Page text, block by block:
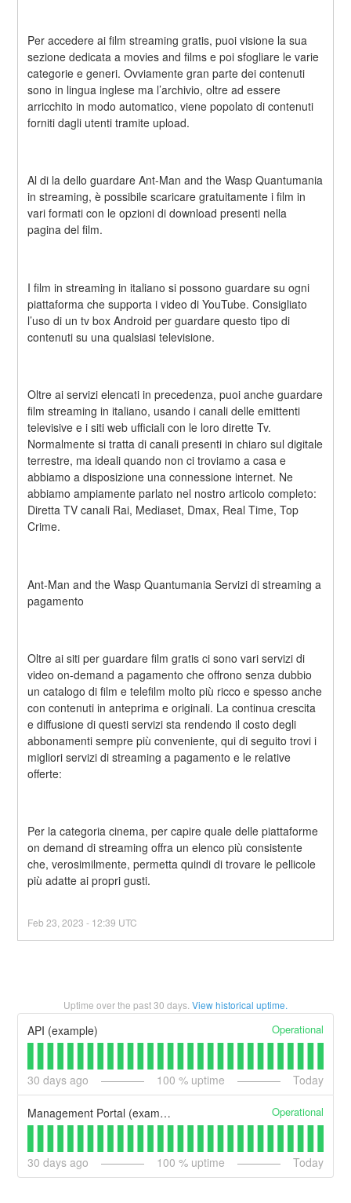
Per accedere ai film streaming gratis, puoi visione la sua
sezione dedicata a movies and films e poi sfogliare le varie
categorie e generi. Ovviamente gran parte dei contenuti
sono in lingua inglese ma l’archivio, oltre ad essere
arricchito in modo automatico, viene popolato di contenuti
forniti dagli utenti tramite upload.
Al di la dello guardare Ant-Man and the Wasp Quantumania
in streaming, è possibile scaricare gratuitamente i film in
vari formati con le opzioni di download presenti nella
pagina del film.
I film in streaming in italiano si possono guardare su ogni
piattaforma che supporta i video di YouTube. Consigliato
l’uso di un tv box Android per guardare questo tipo di
contenuti su una qualsiasi televisione.
Oltre ai servizi elencati in precedenza, puoi anche guardare
film streaming in italiano, usando i canali delle emittenti
televisive e i siti web ufficiali con le loro dirette Tv.
Normalmente si tratta di canali presenti in chiaro sul digitale
terrestre, ma ideali quando non ci troviamo a casa e
abbiamo a disposizione una connessione internet. Ne
abbiamo ampiamente parlato nel nostro articolo completo:
Diretta TV canali Rai, Mediaset, Dmax, Real Time, Top
Crime.
Ant-Man and the Wasp Quantumania Servizi di streaming a
pagamento
Oltre ai siti per guardare film gratis ci sono vari servizi di
video on-demand a pagamento che offrono senza dubbio
un catalogo di film e telefilm molto più ricco e spesso anche
con contenuti in anteprima e originali. La continua crescita
e diffusione di questi servizi sta rendendo il costo degli
abbonamenti sempre più conveniente, qui di seguito trovi i
migliori servizi di streaming a pagamento e le relative
offerte:
Per la categoria cinema, per capire quale delle piattaforme
on demand di streaming offra un elenco più consistente
che, verosimilmente, permetta quindi di trovare le pellicole
più adatte ai propri gusti.
Feb23 ,2023 - 12:39 UTC
Uptime over the past30 days. View historical uptime.
API (example) Operational
30 days ago 100 % uptime Today
Management Portal (example) Operational
30 days ago 100 % uptime Today